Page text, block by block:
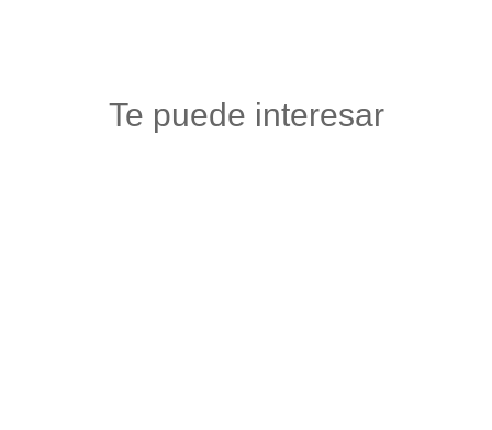
Te puede interesar